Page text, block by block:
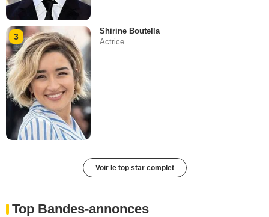
3
Shirine Boutella
Actrice
Voir le top star complet
Top Bandes-annonces